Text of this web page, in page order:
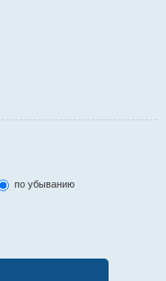
по убыванию